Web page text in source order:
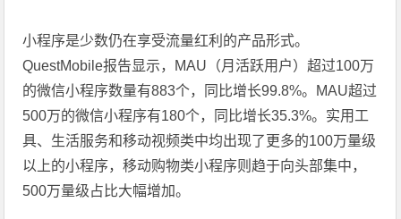
小程序是少数仍在享受流量红利的产品形式。
QuestMobile报告显示，MAU（月活跃用户）超过100万
的微信小程序数量有883个，同比增长99.8%。MAU超过
500万的微信小程序有180个，同比增长35.3%。实用工
具、生活服务和移动视频类中均出现了更多的100万量级
以上的小程序，移动购物类小程序则趋于向头部集中，
500万量级占比大幅增加。